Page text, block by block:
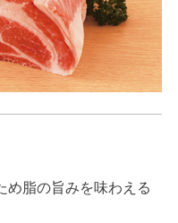
め脂の旨みを味わえる